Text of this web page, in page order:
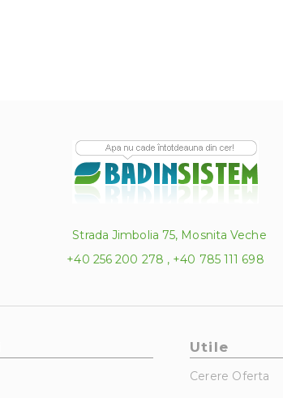
Strada Jimbolia 75, Mosnita Veche
+40 256 200 278 , +40 785 111 698
Utile
Cerere Oferta